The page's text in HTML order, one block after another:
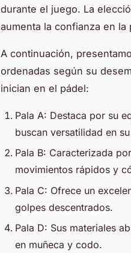
durante el juego. La
aumenta la confianza en la
A continuación,
ordenadas según su
inician en el pádel:
Pala A: Destaca por su
buscan versatilidad en
Pala B: Caracterizada
movimientos rápidos y
Pala C: Ofrece un
golpes descentrados.
Pala D: Sus materiales
en muñeca y codo.